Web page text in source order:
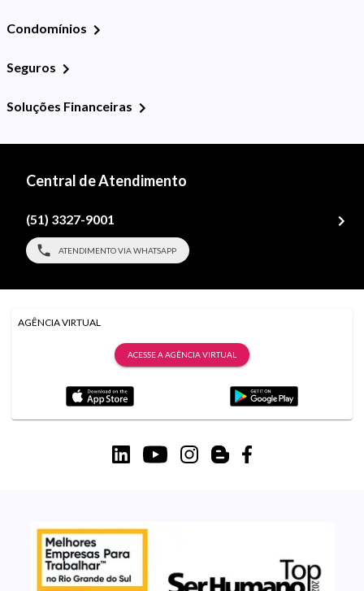
Condomínios
Seguros
Soluções Financeiras
Central de Atendimento
(51) 3327-9001
ATENDIMENTO VIA WHATSAPP
AGÊNCIA VIRTUAL
ACESSE A AGÊNCIA VIRTUAL